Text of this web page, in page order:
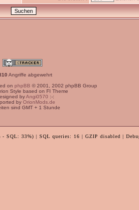
Angriffe abgewehrt
on phpBB © 2001, 2002 phpBB Group
Style based on FI Theme
byAngi0570 :-:
by OrionMods.de
sind GMT + 1 Stunde
SQL: 33%) | SQL queries: 16 | GZIP disabled |